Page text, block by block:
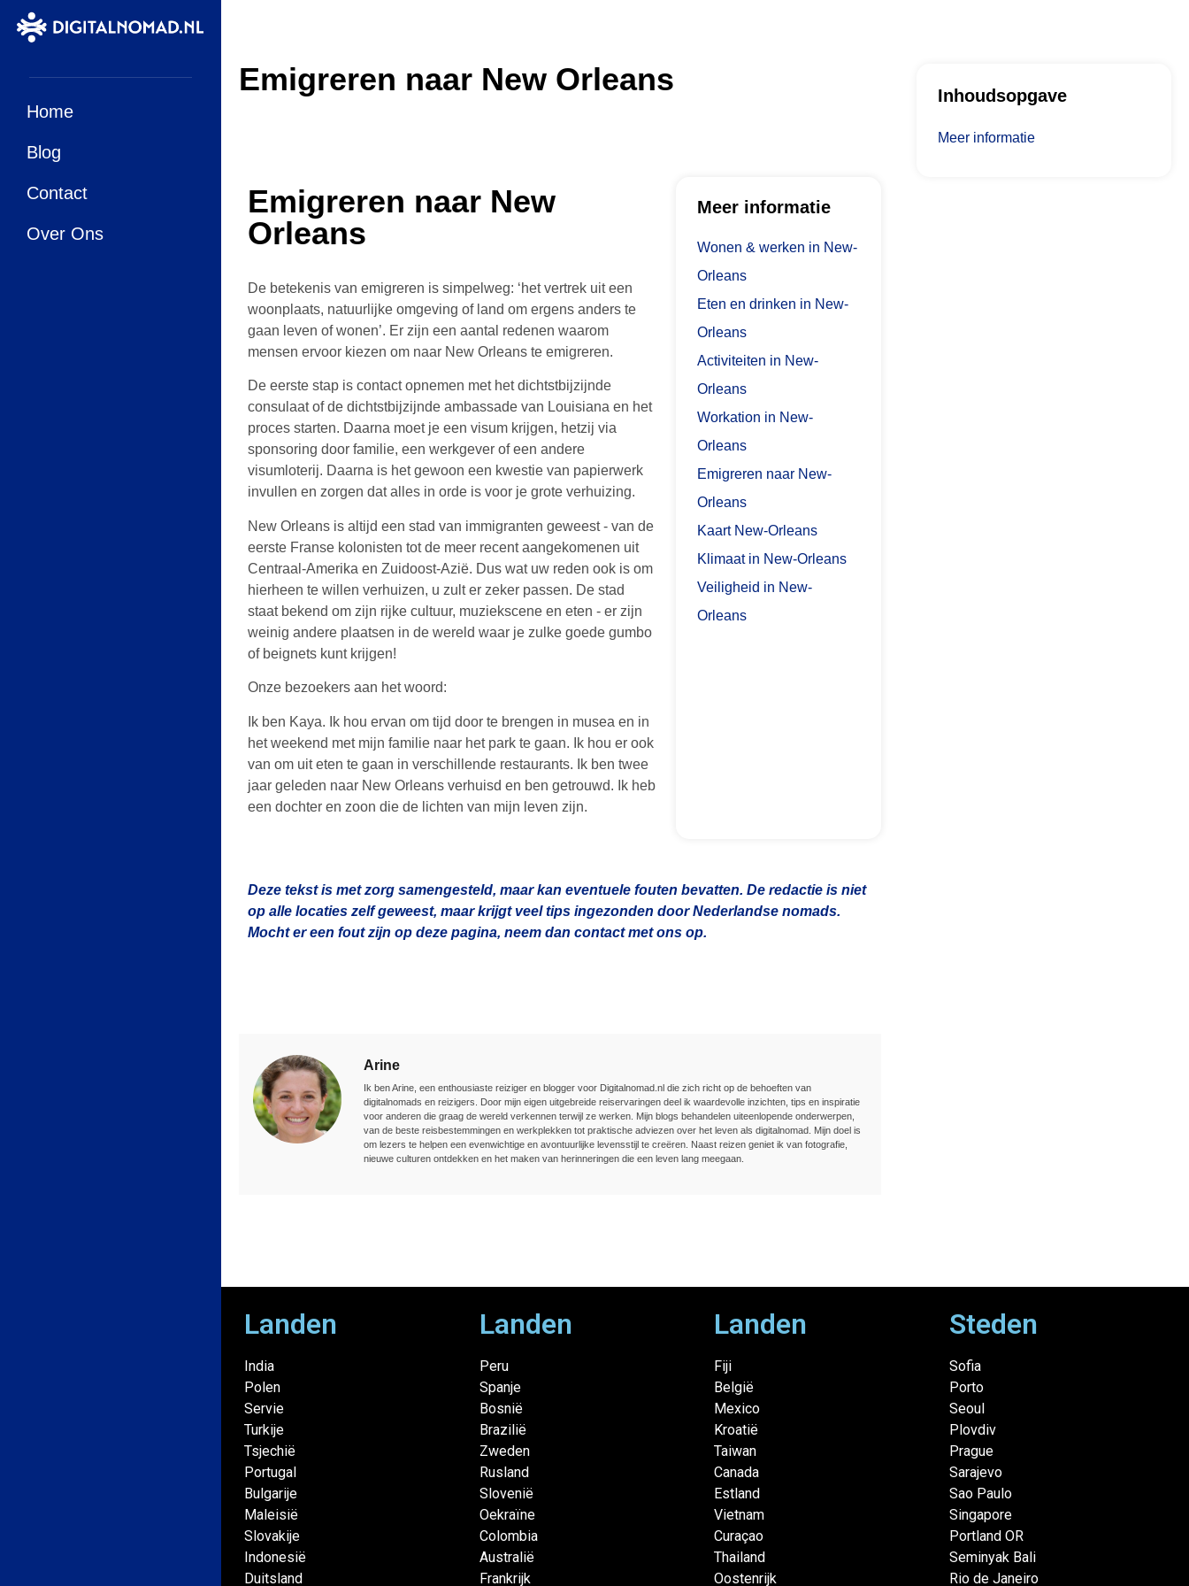
Home
Blog
Contact
Over Ons
Emigreren naar New Orleans
Emigreren naar New
Orleans
De betekenis van emigreren is simpelweg: ‘het vertrek uit een
woonplaats, natuurlijke omgeving of land om ergens anders te
gaan leven of wonen’. Er zijn een aantal redenen waarom
mensen ervoor kiezen om naar New Orleans te emigreren.
De eerste stap is contact opnemen met het dichtstbijzijnde
consulaat of de dichtstbijzijnde ambassade van Louisiana en het
proces starten. Daarna moet je een visum krijgen, hetzij via
sponsoring door familie, een werkgever of een andere
visumloterij. Daarna is het gewoon een kwestie van papierwerk
invullen en zorgen dat alles in orde is voor je grote verhuizing.
New Orleans is altijd een stad van immigranten geweest - van de
eerste Franse kolonisten tot de meer recent aangekomenen uit
Centraal-Amerika en Zuidoost-Azië. Dus wat uw reden ook is om
hierheen te willen verhuizen, u zult er zeker passen. De stad
staat bekend om zijn rijke cultuur, muziekscene en eten - er zijn
weinig andere plaatsen in de wereld waar je zulke goede gumbo
of beignets kunt krijgen!
Onze bezoekers aan het woord:
Ik ben Kaya. Ik hou ervan om tijd door te brengen in musea en in
het weekend met mijn familie naar het park te gaan. Ik hou er ook
van om uit eten te gaan in verschillende restaurants. Ik ben twee
jaar geleden naar New Orleans verhuisd en ben getrouwd. Ik heb
een dochter en zoon die de lichten van mijn leven zijn.
Meer informatie
Wonen & werken in New-
Orleans
Eten en drinken in New-
Orleans
Activiteiten in New-
Orleans
Workation in New-
Orleans
Emigreren naar New-
Orleans
Kaart New-Orleans
Klimaat in New-Orleans
Veiligheid in New-
Orleans
Deze tekst is met zorg samengesteld, maar kan eventuele fouten bevatten. De redactie is niet
op alle locaties zelf geweest, maar krijgt veel tips ingezonden door Nederlandse nomads.
Mocht er een fout zijn op deze pagina, neem dan contact met ons op.
Arine
Ik ben Arine, een enthousiaste reiziger en blogger voor Digitalnomad.nl die zich richt op de behoeften van
digitalnomads en reizigers. Door mijn eigen uitgebreide reiservaringen deel ik waardevolle inzichten, tips en inspiratie
voor anderen die graag de wereld verkennen terwijl ze werken. Mijn blogs behandelen uiteenlopende onderwerpen,
van de beste reisbestemmingen en werkplekken tot praktische adviezen over het leven als digitalnomad. Mijn doel is
om lezers te helpen een evenwichtige en avontuurlijke levensstijl te creëren. Naast reizen geniet ik van fotografie,
nieuwe culturen ontdekken en het maken van herinneringen die een leven lang meegaan.
Inhoudsopgave
Meer informatie
Landen
India
Polen
Servie
Turkije
Tsjechië
Portugal
Bulgarije
Maleisië
Slovakije
Indonesië
Duitsland
Landen
Peru
Spanje
Bosnië
Brazilië
Zweden
Rusland
Slovenië
Oekraïne
Colombia
Australië
Frankrijk
Landen
Fiji
België
Mexico
Kroatië
Taiwan
Canada
Estland
Vietnam
Curaçao
Thailand
Oostenrijk
Steden
Sofia
Porto
Seoul
Plovdiv
Prague
Sarajevo
Sao Paulo
Singapore
Portland OR
Seminyak Bali
Rio de Janeiro